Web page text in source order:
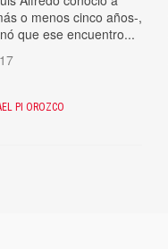
o menos cinco años-,
que ese encuentro...
PI OROZCO